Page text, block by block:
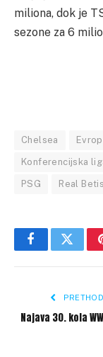
miliona, dok je
sezone za 6
Chelsea
Konferencijska
PSG Real Betis
FacebookTwitter
Najava 30. kola